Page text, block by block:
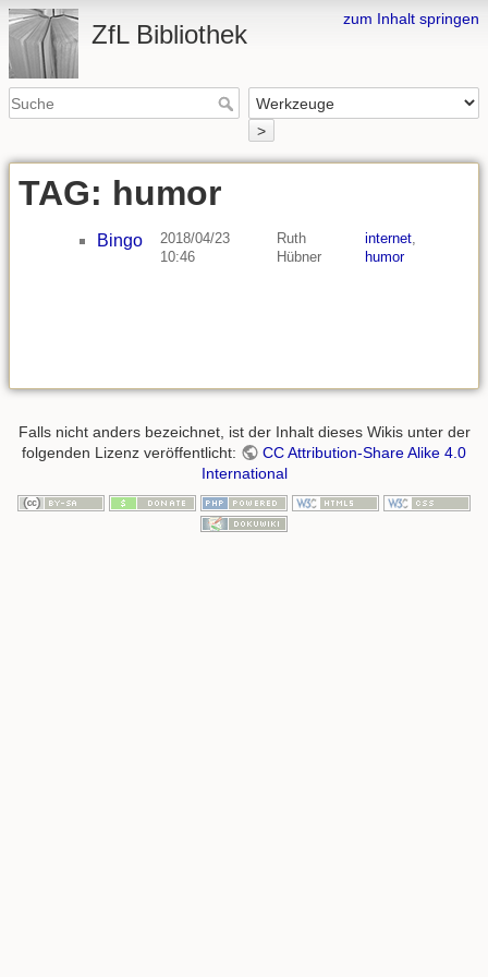
zum Inhalt springen
ZfL Bibliothek
>
TAG: humor
Bingo
2018/04/23
10:46
Ruth
Hübner
internet,
humor
Falls nicht anders bezeichnet, ist der Inhalt dieses Wikis unter der
folgenden Lizenz veröffentlicht:
CC Attribution-Share Alike 4.0
International